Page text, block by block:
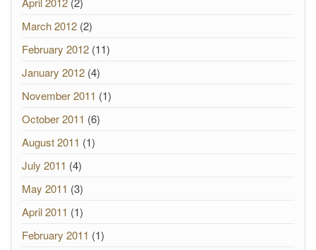
March 2012 (2)
February 2012 (11)
January 2012 (4)
November 2011 (1)
October 2011 (6)
August 2011 (1)
July 2011 (4)
May 2011 (3)
April 2011 (1)
February 2011 (1)